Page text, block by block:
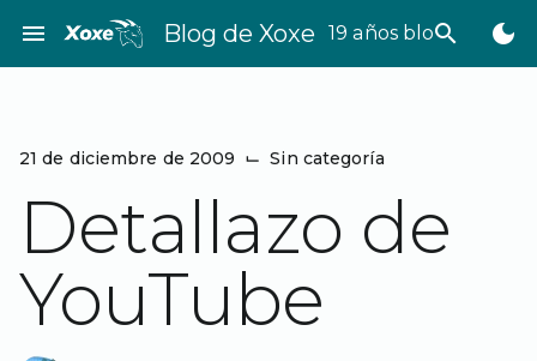
contenido
menu Blog de Xoxe 19 años bloggeando
search dark_mode
21 de diciembre de 2009 ⌙ Sin categoría
Detallazo de
YouTube